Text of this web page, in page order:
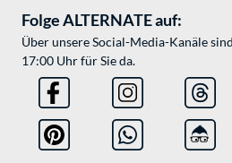
Folge ALTERNATE auf:
Über unsere Social-Media-Kanäle
17:00 Uhr für Sie da.